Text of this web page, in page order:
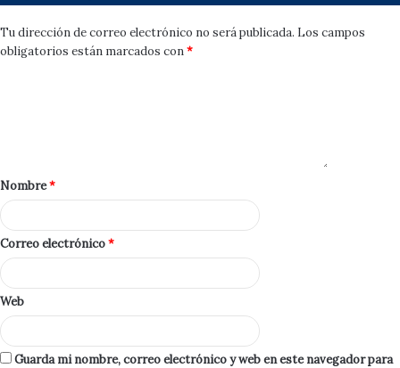
Tu dirección de correo electrónico no será publicada. Los campos
obligatorios están marcados con*
Nombre*
Correo electrónico*
Web
Guarda mi nombre, correo electrónico y web en este navegador para